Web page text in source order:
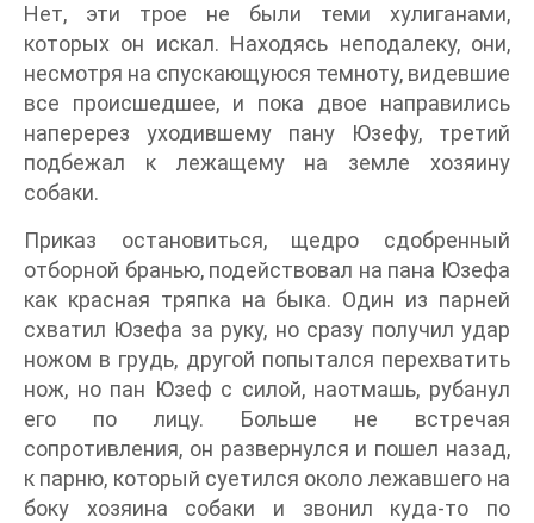
Нет, эти трое не были теми хулиганами,
которых он искал. Находясь неподалеку, они,
несмотря на спускающуюся темноту, видевшие
все происшедшее, и пока двое направились
наперерез уходившему пану Юзефу, третий
подбежал к лежащему на земле хозяину
собаки.
Приказ остановиться, щедро сдобренный
отборной бранью, подействовал на пана Юзефа
как красная тряпка на быка. Один из парней
схватил Юзефа за руку, но сразу получил удар
ножом в грудь, другой попытался перехватить
нож, но пан Юзеф с силой, наотмашь, рубанул
его по лицу. Больше не встречая
сопротивления, он развернулся и пошел назад,
к парню, который суетился около лежавшего на
боку хозяина собаки и звонил куда-то по